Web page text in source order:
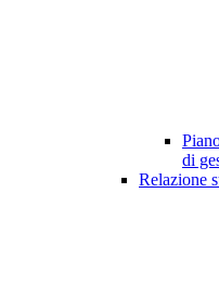
di
Relazione